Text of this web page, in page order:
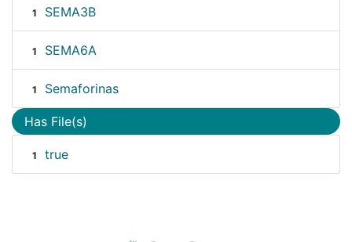
1 SEMA3B
1 SEMA6A
1 Semaforinas
Has File(s)
1 true